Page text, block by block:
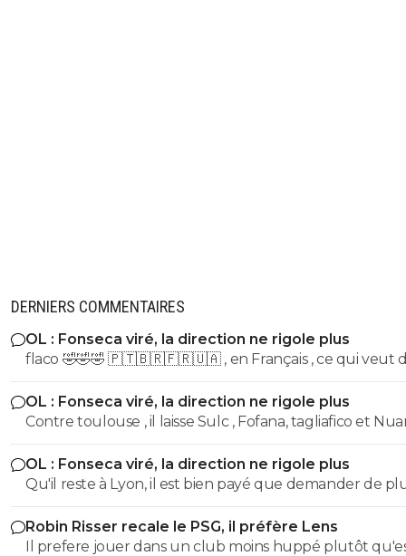
DERNIERS COMMENTAIRES
OL : Fonseca viré, la direction ne rigole plus
flaco 🤣🤣🤣 🇵🇹🇧🇷🇫🇷🇺🇦 , en Français , ce qui veut dire ,
stp ,?
OL : Fonseca viré, la direction ne rigole plus
Contre toulouse , il laisse Sulc , Fofana, tagliafico et
sur le banc... de plus avec son délire de foutre Endrick
aillier, tu te tapes l'autre plot nullissime de
Voila voila
OL : Fonseca viré, la direction ne rigole plus
Qu'il reste à Lyon, il est bien payé que demander de
Robin Risser recale le PSG, il préfère Lens
Il prefere jouer dans un club moins huppé plutôt